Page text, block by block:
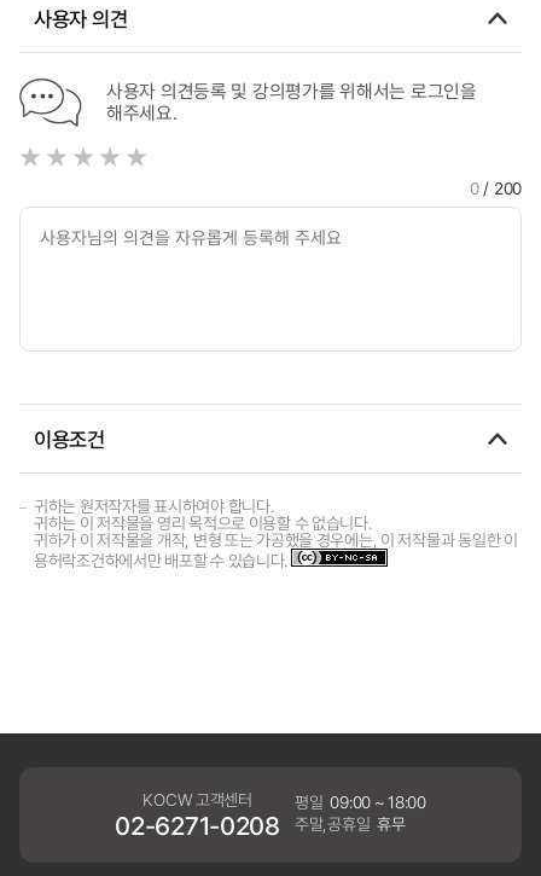
사용자 의견
사용자 의견등록 및 강의평가를 위해서는 로그인을
해주세요.
0/ 200
이용조건
귀하는 원저작자를 표시하여야 합니다.
귀하는 이 저작물을 영리 목적으로 이용할 수 없습니다.
귀하가 이 저작물을 개작, 변형 또는 가공했을 경우에는, 이 저작물과 동일한 이
용허락조건하에서만 배포할 수 있습니다.
KOCW 고객센터
02-6271-0208
평일 09:00 ~ 18:00
주말,공휴일 휴무